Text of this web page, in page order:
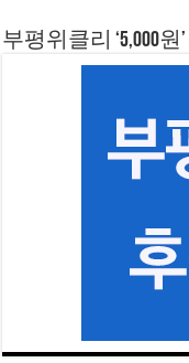
부평위클리 ‘5,000